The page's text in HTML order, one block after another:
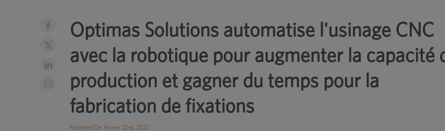
Optimas Solutions automatise l'usinage CNC
avec la robotique pour augmenter la capacité
production et gagner du temps pour la
fabrication de fixations
Published On: février 22nd, 2022